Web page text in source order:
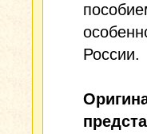
России.